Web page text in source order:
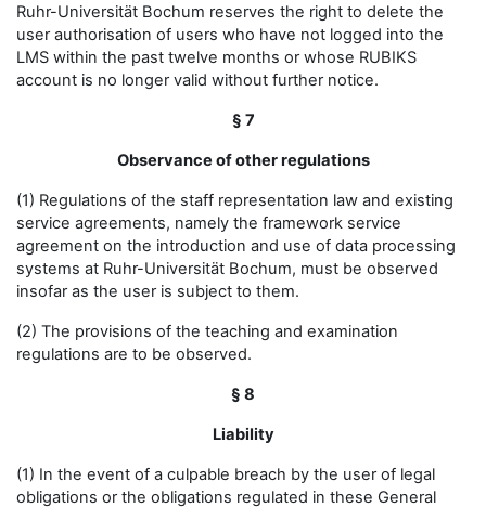
Ruhr-Universität Bochum reserves the right to delete the
user authorisation of users who have not logged into the
LMS within the past twelve months or whose RUBIKS
account is no longer valid without further notice.
§ 7
Observance of other regulations
(1) Regulations of the staff representation law and existing
service agreements, namely the framework service
agreement on the introduction and use of data processing
systems at Ruhr-Universität Bochum, must be observed
insofar as the user is subject to them.
(2) The provisions of the teaching and examination
regulations are to be observed.
§ 8
Liability
(1) In the event of a culpable breach by the user of legal
obligations or the obligations regulated in these General